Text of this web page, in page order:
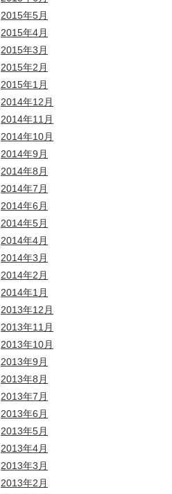
2015年5月
2015年4月
2015年3月
2015年2月
2015年1月
2014年12月
2014年11月
2014年10月
2014年9月
2014年8月
2014年7月
2014年6月
2014年5月
2014年4月
2014年3月
2014年2月
2014年1月
2013年12月
2013年11月
2013年10月
2013年9月
2013年8月
2013年7月
2013年6月
2013年5月
2013年4月
2013年3月
2013年2月